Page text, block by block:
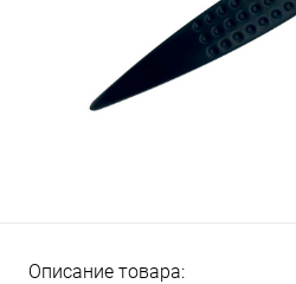
Описание товара: